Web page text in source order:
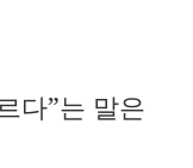
다”는 말은